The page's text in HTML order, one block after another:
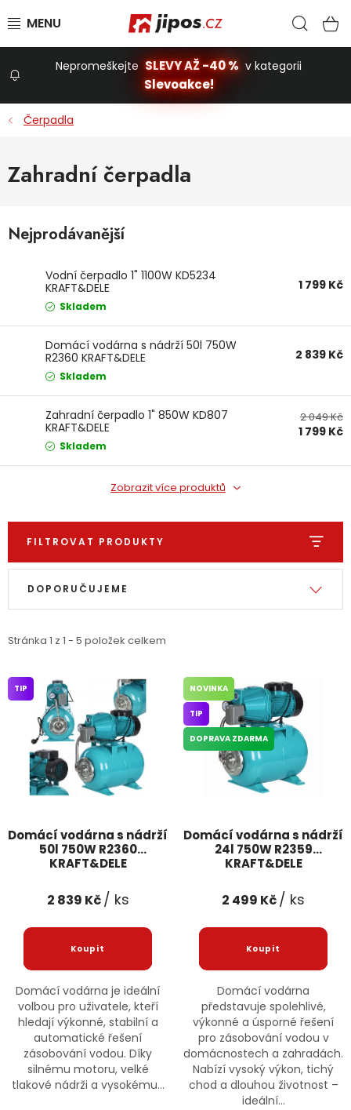
Domácnost
Dětská hřiště
Autodoplňky
Vánoce
Fotovoltaika
Výprodej
Jaký je aktuální stav mé objednávky?
Velkoobchodní spolupráce (B2B) Prodejna nářadí
Doprava a platba Váš zákaznický účet Kontakt
Reklamační formulář Odstoupení ve lhůtě 14 dní
Obchodní podmínky Reklamační řád
Podmínky ochrany osobních údajů
Nepromeškejte SLEVY AŽ -40 % v kategorii
Slevoakce!
Čerpadla
Zahradní čerpadla
Nejprodávanější
Vodní čerpadlo 1" 1100W KD5234
KRAFT&DELE
1 799 Kč
Skladem
Domácí vodárna s nádrží 50l 750W
R2360 KRAFT&DELE
2 839 Kč
Skladem
Zahradní čerpadlo 1" 850W KD807
KRAFT&DELE
2 049 Kč
1 799 Kč
Skladem
Zobrazit více produktů
FILTROVAT PRODUKTY
Výpis produktů
Stránka 1 z 1 - 5 položek celkem
Řazení produktů
DOPORUČUJEME
Domácí vodárna s nádrží
50l 750W R2360
KRAFT&DELE
TIP
2 839 Kč/ ks
Domácí vodárna je ideální
volbou pro uživatele, kteří
hledají výkonné, stabilní a
automatické řešení
zásobování vodou. Díky
silnému motoru, velké
tlakové nádrži a vysokému...
Domácí vodárna s nádrží
24l 750W R2359
KRAFT&DELE
NOVINKA
TIP
DOPRAVA ZDARMA
2 499 Kč/ ks
Domácí vodárna
představuje spolehlivé,
výkonné a úsporné řešení
pro zásobování vodou v
domácnostech a zahradách.
Nabízí vysoký výkon, tichý
chod a dlouhou životnost –
ideální...